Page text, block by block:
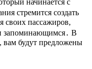
стремится создать
своих пассажиров,
запоминающимся․ В
вам будут предложены